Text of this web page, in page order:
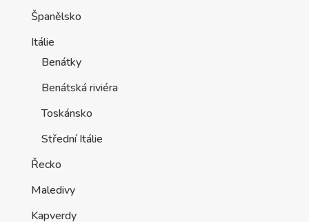
Španělsko
Itálie
Benátky
Benátská riviéra
Toskánsko
Střední Itálie
Řecko
Maledivy
Kapverdy